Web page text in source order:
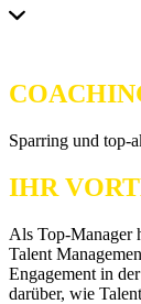
Sparring und top-
IHR
Als Top-Manager
Talent
Engagement in
darüber, wie